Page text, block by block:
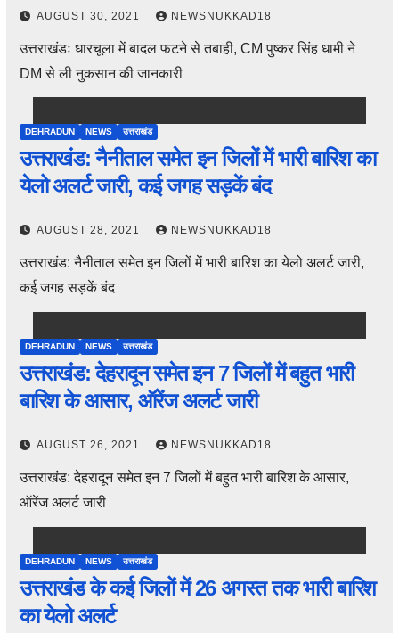
AUGUST 30, 2021 NEWSNUKKAD18
उत्तराखंडः धारचूला में बादल फटने से तबाही, CM पुष्कर सिंह धामी ने
DM से ली नुकसान की जानकारी
DEHRADUN NEWS उत्तराखंड
उत्तराखंड: नैनीताल समेत इन जिलों में भारी बारिश का
येलो अलर्ट जारी, कई जगह सड़कें बंद
AUGUST 28, 2021 NEWSNUKKAD18
उत्तराखंड: नैनीताल समेत इन जिलों में भारी बारिश का येलो अलर्ट जारी,
कई जगह सड़कें बंद
DEHRADUN NEWS उत्तराखंड
उत्तराखंड: देहरादून समेत इन 7 जिलों में बहुत भारी
बारिश के आसार, ऑरेंज अलर्ट जारी
AUGUST 26, 2021 NEWSNUKKAD18
उत्तराखंड: देहरादून समेत इन 7 जिलों में बहुत भारी बारिश के आसार,
ऑरेंज अलर्ट जारी
DEHRADUN NEWS उत्तराखंड
उत्तराखंड के कई जिलों में 26 अगस्त तक भारी बारिश
का येलो अलर्ट